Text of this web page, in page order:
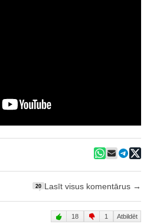
20 Lasīt visus komentārus →
18 1 Atbildēt